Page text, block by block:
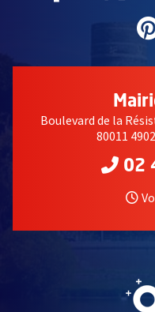
Boulevard de la
80011
02